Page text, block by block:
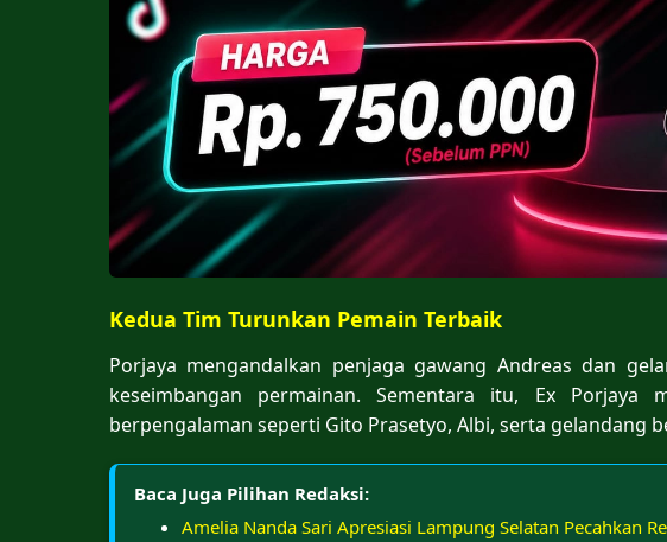
Kedua Tim Turunkan Pemain Terbaik
Porjaya mengandalkan penjaga gawang Andreas dan
keseimbangan permainan. Sementara itu, Ex Porjaya
berpengalaman seperti Gito Prasetyo, Albi, serta gelandang
Baca Juga Pilihan Redaksi:
Amelia Nanda Sari Apresiasi Lampung Selatan Pecahkan